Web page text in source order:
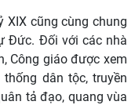
XIX cũng cùng chung
Đức. Đối với các nhà
Công giáo được xem
dân tộc, truyền
tả đạo, quang vùa